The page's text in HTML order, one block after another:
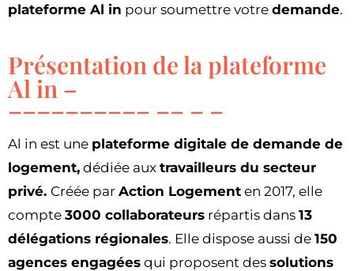
plateforme Al in pour soumettre votre demande.
Présentation de la plateforme
Al in –
Al in est une plateforme digitale de demande de
logement, dédiée aux travailleurs du secteur
privé. Créée par Action Logement en 2017, elle
compte 3000 collaborateurs répartis dans 13
délégations régionales. Elle dispose aussi de 150
agences engagées qui proposent des solutions